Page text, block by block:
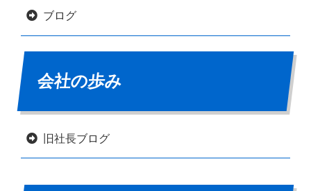
ブログ
会社の歩み
旧社長ブログ